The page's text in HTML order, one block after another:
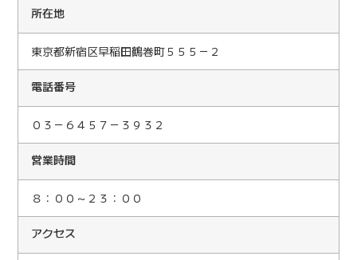
所在地
東京都新宿区早稲田鶴巻町５５５－２
電話番号
０３－６４５７－３９３２
営業時間
８：００～２３：００
アクセス